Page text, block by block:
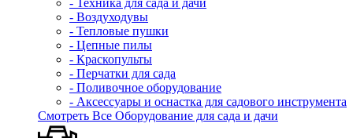
- Техника для сада и дачи
- Воздуходувы
- Тепловые пушки
- Цепные пилы
- Краскопульты
- Перчатки для сада
- Поливочное оборудование
- Аксессуары и оснастка для садового инструмента
Смотреть Все Оборудование для сада и дачи